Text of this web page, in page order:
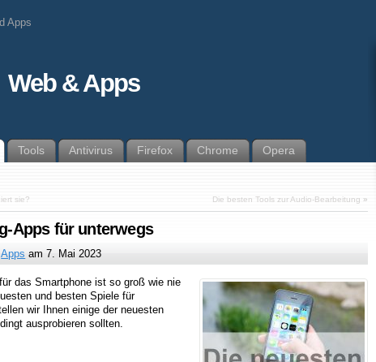
Apps
Web & Apps
Tools Antivirus Firefox Chrome Opera
sie? Die besten Tools zur Audio-Bearbeitung »
Apps für unterwegs
Apps am7. Mai 2023
das Smartphone ist so groß wie nie
und besten Spiele für
wir Ihnen einige der neuesten
ausprobieren sollten.